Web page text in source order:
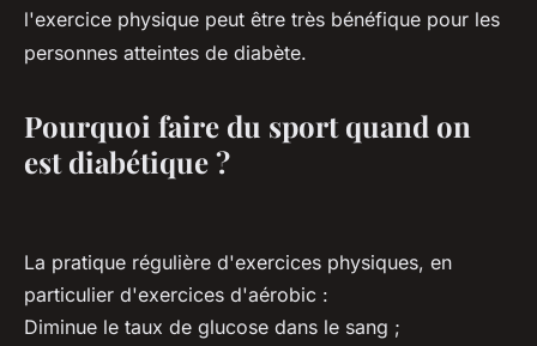
l'exercice physique peut être très bénéfique pour les
personnes atteintes de diabète.
Pourquoi faire du sport quand on
est diabétique ?
La pratique régulière d'exercices physiques, en
particulier d'exercices d'aérobic :
Diminue le taux de glucose dans le sang ;